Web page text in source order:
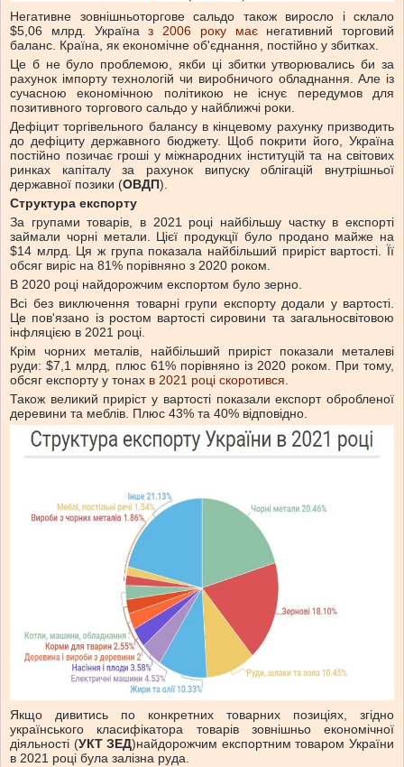
Негативне зовнішньоторгове сальдо також виросло і склало
$5,06 млрд. Україназ 2006 року маєнегативний торговий
баланс. Країна, як економічне об'єднання, постійно у збитках.
Це б не було проблемою, якби ці збитки утворювались би за
рахунок імпорту технологій чи виробничого обладнання. Але із
сучасною економічною політикою не існує передумов для
позитивного торгового сальдо у найближчі роки.
Дефіцит торгівельного балансу в кінцевому рахунку призводить
до дефіциту державного бюджету. Щоб покрити його, Україна
постійно позичає гроші у міжнародних інституцій та на світових
ринках капіталу за рахунок випуску облігацій внутрішньої
державної позики (ОВДП).
Структура експорту
За групами товарів, в 2021 році найбільшу частку в експорті
займали чорні метали. Цієї продукції було продано майже на
$14 млрд. Ця ж група показала найбільший приріст вартості. Її
обсяг виріс на 81% порівняно з 2020 роком.
В 2020 році найдорожчим експортом було зерно.
Всі без виключення товарні групи експорту додали у вартості.
Це пов'язано із ростом вартості сировини та загальносвітовою
інфляцією в 2021 році.
Крім чорних металів, найбільший приріст показали металеві
руди: $7,1 млрд, плюс 61% порівняно із 2020 роком. При тому,
обсяг експорту у тонах в 2021 році скоротився.
Також великий приріст у вартості показали експорт обробленої
деревини та меблів. Плюс 43% та 40% відповідно.
Якщо дивитись по конкретних товарних позиціях, згідно
українського класифікатора товарів зовнішньо економічної
діяльності (УКТ ЗЕД)найдорожчим експортним товаром України
в 2021 році була залізна руда.